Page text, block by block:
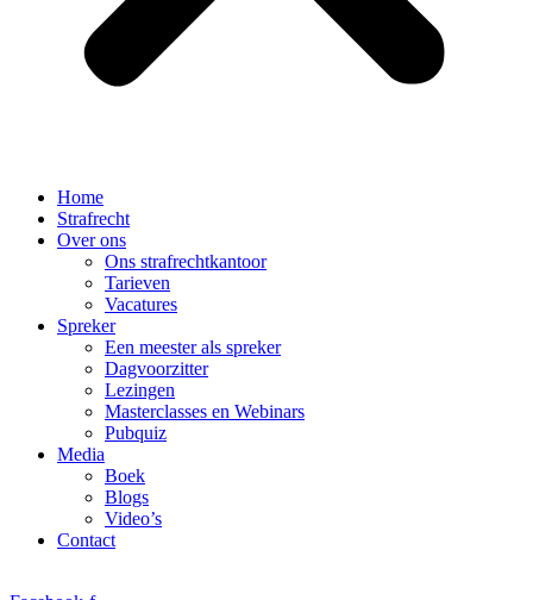
Home
Strafrecht
Over ons
Ons strafrechtkantoor
Tarieven
Vacatures
Spreker
Een meester als spreker
Dagvoorzitter
Lezingen
Masterclasses en Webinars
Pubquiz
Media
Boek
Blogs
Video’s
Contact